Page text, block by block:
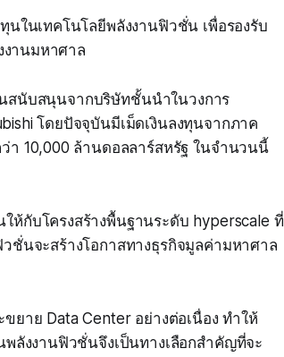
ในเทคโนโลยีพลังงานฟิวชั่น เพื่อรองรับ
งานมหาศาล
นสนับสนุนจากบริษัทชั้นนำในวงการ
โดยปัจจุบันมีเม็ดเงินลงทุนจากภาค
า 10,000 ล้านดอลลาร์สหรัฐ ในจำนวนนี้
ห้กับโครงสร้างพื้นฐานระดับ hyperscale ที่
ชั่นจะสร้างโอกาสทางธุรกิจมูลค่ามหาศาล
าย Data Center อย่างต่อเนื่อง ทำให้
ลังงานฟิวชั่นจึงเป็นทางเลือกสำคัญที่จะ